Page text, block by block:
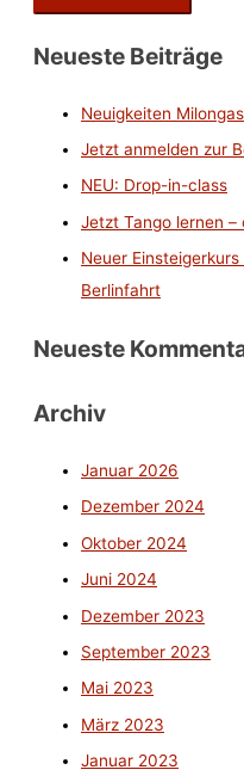
Neueste Beiträge
Neuigkeiten Milongas
Jetzt anmelden zur
NEU: Drop-in-class
Jetzt Tango lernen –
Neuer
Berlinfahrt
Neueste
Archiv
Januar 2026
Dezember 2024
Oktober 2024
Juni 2024
Dezember 2023
September 2023
Mai 2023
März 2023
Januar 2023